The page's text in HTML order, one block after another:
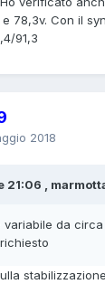
78,3v. Con il
91,3
2018
21:06 ,
da